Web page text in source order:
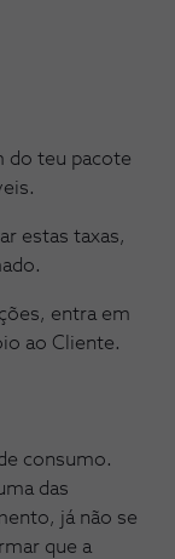
do teu pacote
estas taxas,
entra em
ao Cliente.
consumo.
das
já não se
que a